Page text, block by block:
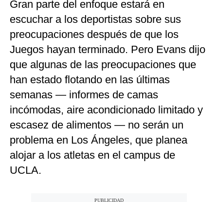
Gran parte del enfoque estará en
escuchar a los deportistas sobre sus
preocupaciones después de que los
Juegos hayan terminado. Pero Evans dijo
que algunas de las preocupaciones que
han estado flotando en las últimas
semanas — informes de camas
incómodas, aire acondicionado limitado y
escasez de alimentos — no serán un
problema en Los Ángeles, que planea
alojar a los atletas en el campus de
UCLA.